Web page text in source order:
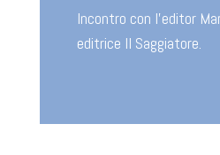
Incontro con l'editor
editrice Il Saggiatore.